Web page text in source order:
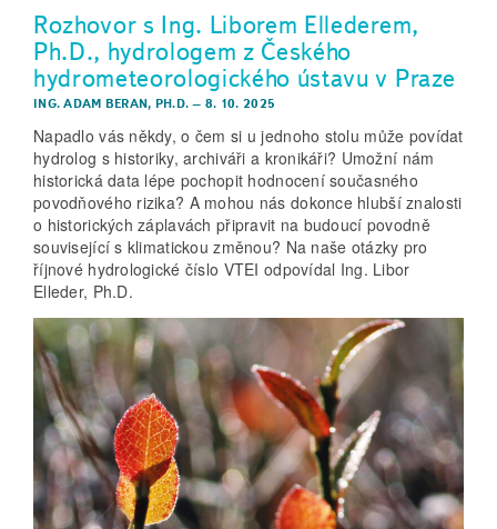
Rozhovor s Ing. Liborem Ellederem,
Ph.D., hydrologem z Českého
hydrometeorologického ústavu v Praze
ING. ADAM BERAN, PH.D. –8. 10. 2025
Napadlo vás někdy, o čem si u jednoho stolu může povídat
hydrolog s historiky, archiváři a kronikáři? Umožní nám
historická data lépe pochopit hodnocení současného
povodňového rizika? A mohou nás dokonce hlubší znalosti
o historických záplavách připravit na budoucí povodně
související s klimatickou změnou? Na naše otázky pro
říjnové hydrologické číslo VTEI odpovídal Ing. Libor
Elleder, Ph.D.